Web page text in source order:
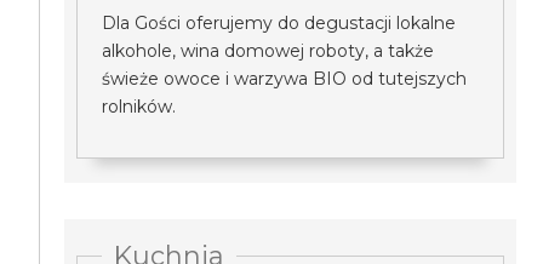
Dla Gości oferujemy do degustacji lokalne
alkohole, wina domowej roboty, a także
świeże owoce i warzywa BIO od tutejszych
rolników.
Kuchnia